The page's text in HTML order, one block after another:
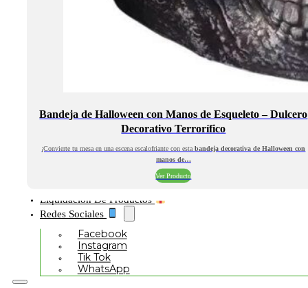
Bandeja de Halloween con Manos de Esqueleto – Dulcero
Decorativo Terrorífico
¡Convierte tu mesa en una escena escalofriante con estabandeja decorativa de Halloween con
manos de…
Ver Producto
Liquidación De Productos
Redes Sociales
Facebook
Instagram
Tik Tok
WhatsApp